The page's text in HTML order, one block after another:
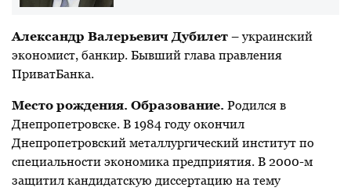
Александр Валерьевич Дубилет – украинский
экономист, банкир. Бывший глава правления
ПриватБанка.
Место рождения. Образование. Родился в
Днепропетровске. В 1984 году окончил
Днепропетровский металлургический институт по
специальности экономика предприятия. В 2000-м
защитил кандидатскую диссертацию на тему